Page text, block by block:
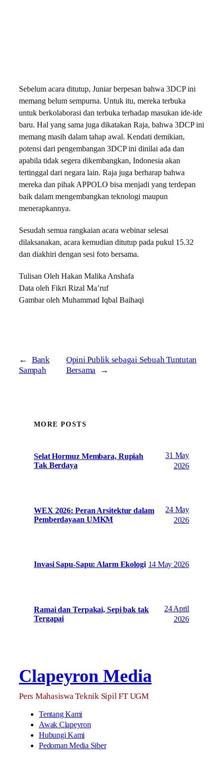
Sebelum acara ditutup, Juniar berpesan bahwa 3DCP ini
memang belum sempurna. Untuk itu, mereka terbuka
untuk berkolaborasi dan terbuka terhadap masukan ide-ide
baru. Hal yang sama juga dikatakan Raja, bahwa 3DCP ini
memang masih dalam tahap awal. Kendati demikian,
potensi dari pengembangan 3DCP ini dinilai ada dan
apabila tidak segera dikembangkan, Indonesia akan
tertinggal dari negara lain. Raja juga berharap bahwa
mereka dan pihak APPOLO bisa menjadi yang terdepan
baik dalam mengembangkan teknologi maupun
menerapkannya.
Sesudah semua rangkaian acara webinar selesai
dilaksanakan, acara kemudian ditutup pada pukul 15.32
dan diakhiri dengan sesi foto bersama.
Tulisan Oleh Hakan Malika Anshafa
Data oleh Fikri Rizal Ma’ruf
Gambar oleh Muhammad Iqbal Baihaqi
←
Bank
Sampah
Opini Publik sebagai Sebuah Tuntutan
Bersama
→
MORE POSTS
Selat Hormuz Membara, Rupiah
Tak Berdaya
31 May
2026
WEX 2026: Peran Arsitektur dalam
Pemberdayaan UMKM
24 May
2026
Invasi Sapu-Sapu: Alarm Ekologi 14 May 2026
Ramai dan Terpakai, Sepi bak tak
Tergapai
24 April
2026
Clapeyron Media
Pers Mahasiswa Teknik Sipil FT UGM
Tentang Kami
Awak Clapeyron
Hubungi Kami
Pedoman Media Siber